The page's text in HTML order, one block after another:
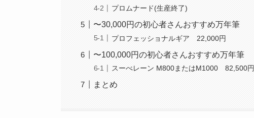
プロムナード(生産終了)
〜30,000円の初心者さんおすすめ万年筆
プロフェッショナルギア 22,000円
〜100,000円の初心者さんおすすめ万年筆
スーべレーン M800またはM1000 82,500円
まとめ